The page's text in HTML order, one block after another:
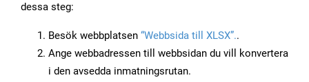
dessa steg:
Besök webbplatsen “Webbsida till XLSX”..
Ange webbadressen till webbsidan du vill konvertera
i den avsedda inmatningsrutan.